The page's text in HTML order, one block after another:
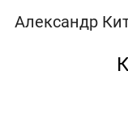
Александр